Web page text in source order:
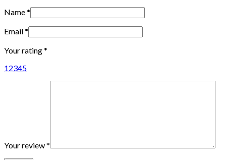
Name*
Email*
Your rating*
12345
Your review*